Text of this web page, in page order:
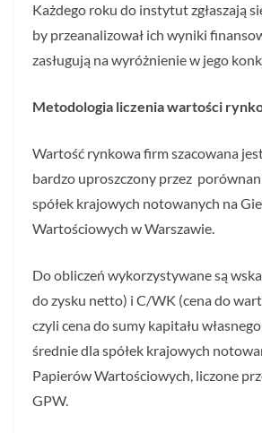
Każdego roku do instytut zgłaszają
by przeanalizował ich wyniki
zasługują na wyróżnienie w jego
Metodologia liczenia wartości
Wartość rynkowa firm szacowana
bardzo uproszczony przez
spółek krajowych notowanych na
Wartościowych w Warszawie.
Do obliczeń wykorzystywane są
do zysku netto) i C/WK (cena do
czyli cena do sumy kapitału
średnie dla spółek krajowych
Papierów Wartościowych, liczone
GPW.